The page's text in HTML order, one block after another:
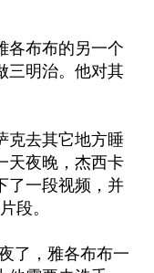
各布布的另一个
三明治。他对其
克去其它地方睡
天夜晚，杰西卡
了一段视频，并
段。
了，雅各布布一